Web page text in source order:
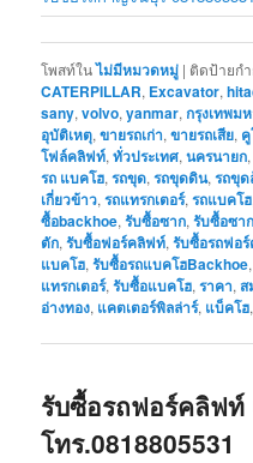
โพสท์ในไม่มีหมวดหมู่ | ติดป้ายก
CATERPILLAR, Excavator,
sany,volvo,yanmar,กรุงเทพม
อุบัติเหตุ,ขายรถเก่า,ขายรถเสีย,
โฟล์คลิฟท์,ทั่วประเทศ,นครนายก
รถ แบคโฮ,รถขุด,รถขุดดิน,รถขุ
เกี่ยวข้าว,รถแทรกเตอร์,รถแบคโฮ
ซื้อbackhoe,รับซื้อซาก,รับซื้อซา
ตัก,รับซื้อฟอร์คลิฟท์,รับซื้อรถฟอ
แบคโฮ,รับซื้อรถแบคโฮBackhoe
แทรกเตอร์,รับซื้อแบคโฮ,ราคา, ส
อ่างทอง, แคตเตอร์พิลล่าร์, แบ็คโฮ,
รับซื้อรถฟอร์คลิฟท์
โทร.0818805531